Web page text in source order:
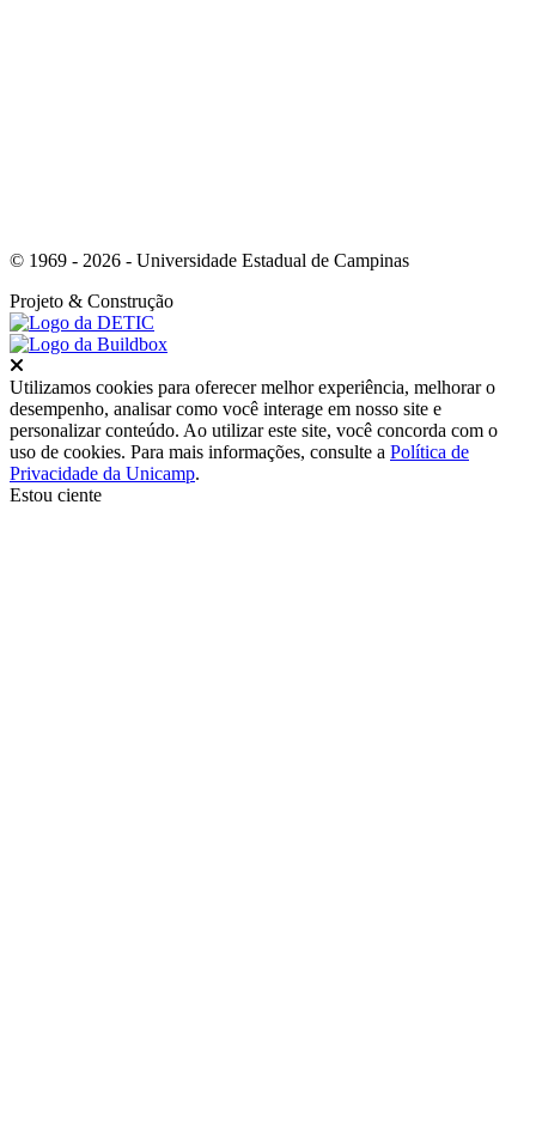
© 1969 - 2026 - Universidade Estadual de Campinas
Projeto & Construção
Utilizamos cookies para oferecer melhor experiência, melhorar o
desempenho, analisar como você interage em nosso site e
personalizar conteúdo. Ao utilizar este site, você concorda com o
uso de cookies. Para mais informações, consulte a Política de
Privacidade da Unicamp.
Estou ciente